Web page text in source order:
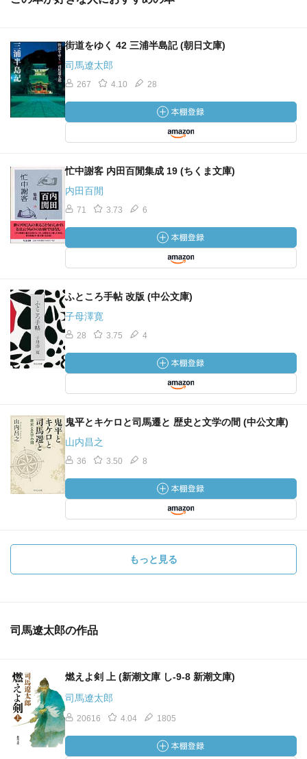
街道をゆく 42 三浦半島記 (朝日文庫)
司馬遼太郎
267 4.10 28
忙中謝客 内田百閒集成 19 (ちくま文庫)
内田百閒
71 3.73 6
ふところ手帖 改版 (中公文庫)
子母澤寛
28 3.75 4
鬼平とキケロと司馬遷と 歴史と文学の間 (中公文庫)
山内昌之
36 3.50 8
もっと見る
司馬遼太郎の作品
燃えよ剣 上 (新潮文庫 し-9-8 新潮文庫)
司馬遼太郎
20616 4.04 1805